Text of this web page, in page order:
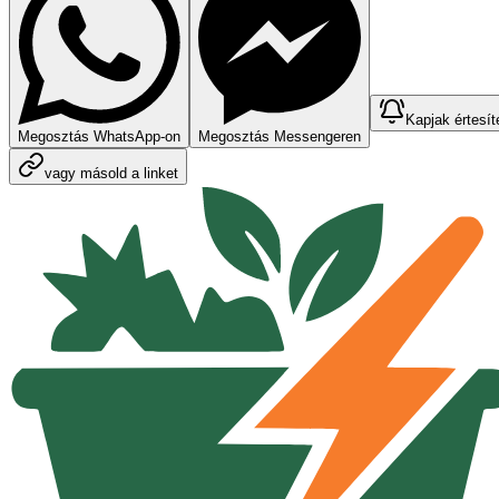
Megosztás WhatsApp-on Megosztás Messengeren
Kapjak
vagy másold a linket